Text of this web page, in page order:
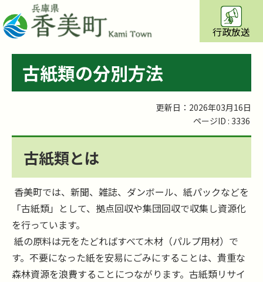
行政放送
古紙類の分別方法
更新日：2026年03月16日
ページID : 3336
古紙類とは
香美町では、新聞、雑誌、ダンボール、紙パックなどを
「古紙類」として、拠点回収や集団回収で収集し資源化
を行っています。
紙の原料は元をたどればすべて木材（パルプ用材）で
す。不要になった紙を安易にごみにすることは、貴重な
森林資源を浪費することにつながります。古紙類リサイ